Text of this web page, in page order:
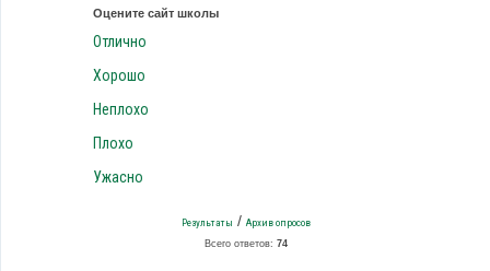
Оцените сайт школы
Отлично
Хорошо
Неплохо
Плохо
Ужасно
Результаты / Архив опросов
Всего ответов: 74